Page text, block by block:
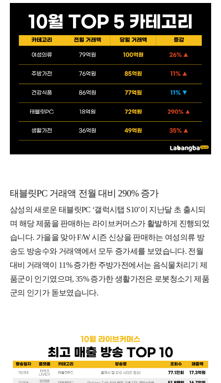
태블릿PC 거래액 전월 대비 290% 증가
삼성의 새로운 태블릿PC ‘갤럭시탭 S10’이 지난달 초 출시되
며 해당 제품을 판매하는 라이브커머스가 활발하게 진행되었
습니다. 가을을 맞아 F/W 시즌 신상을 판매하는 여성의류 방
송도 방송수와 거래액에서 모두 증가세를 보였습니다. 전월
대비 거래액이 11% 증가한 주방가전에서는 음식물처리기 제
품군이 인기였으며, 35% 증가한 생활가전은 로봇청소기 제품
군의 인기가 돋보였습니다.